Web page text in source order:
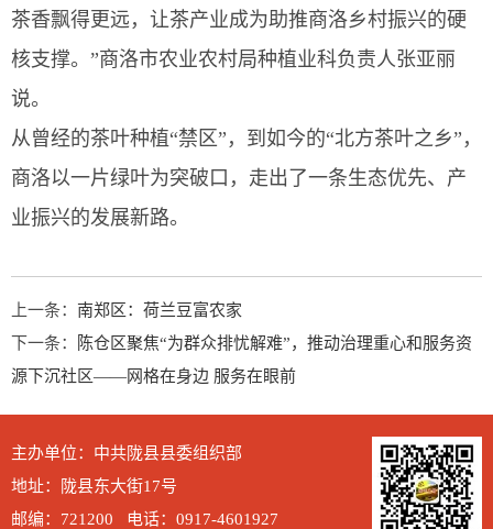
茶香飘得更远，让茶产业成为助推商洛乡村振兴的硬
核支撑。”商洛市农业农村局种植业科负责人张亚丽
说。
从曾经的茶叶种植“禁区”，到如今的“北方茶叶之乡”，
商洛以一片绿叶为突破口，走出了一条生态优先、产
业振兴的发展新路。
上一条： 南郑区：荷兰豆富农家
下一条：
陈仓区聚焦“为群众排忧解难”，推动治理重心和服务资
源下沉社区——网格在身边 服务在眼前
主办单位：中共陇县县委组织部
地址：陇县东大街17号
邮编：721200 电话：0917-4601927